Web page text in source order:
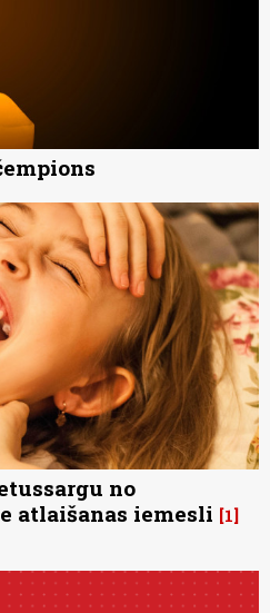
no
atlaišanas iemesli 1